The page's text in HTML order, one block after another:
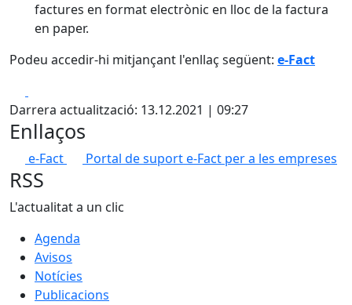
factures en format electrònic en lloc de la factura
en paper.
Podeu accedir-hi mitjançant l'enllaç següent: e-Fact
Darrera actualització: 13.12.2021 | 09:27
Enllaços
e-Fact Portal de suport e-Fact per a les empreses
RSS
L'actualitat a un clic
Agenda
Avisos
Notícies
Publicacions